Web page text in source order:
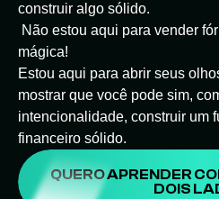
construir algo sólido.
Não estou aqui para vender
mágica!
Estou aqui para abrir seus
mostrar que você pode sim,
intencionalidade, construir um
financeiro sólido.
QUERO APRENDER
DOIS